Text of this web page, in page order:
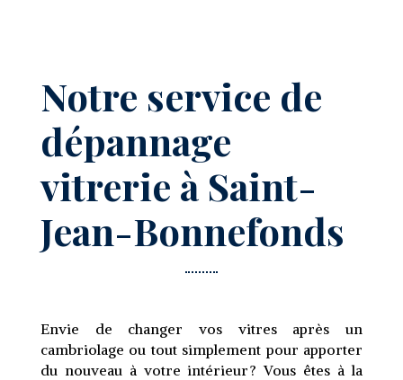
Notre service de
dépannage
vitrerie à Saint-
Jean-Bonnefonds
Envie de changer vos vitres après un
cambriolage ou tout simplement pour apporter
du nouveau à votre intérieur ? Vous êtes à la